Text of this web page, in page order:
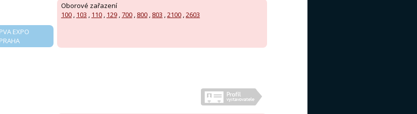
Oborové zařazení
100 , 103 , 110 , 129 ,700 , 800 , 803 ,2100 ,2603
PVA EXPO
PRAHA